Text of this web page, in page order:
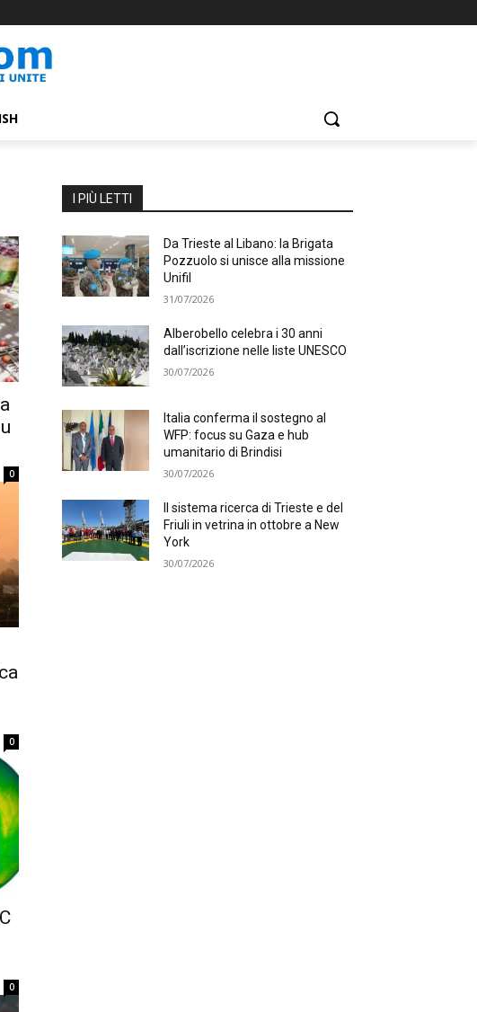
0
0
0
I PIÙ LETTI
Da Trieste al Libano: la Brigata
Pozzuolo si unisce alla missione
Unifil
31/07/2026
Alberobello celebra i 30 anni
dall’iscrizione nelle liste UNESCO
30/07/2026
Italia conferma il sostegno al
WFP: focus su Gaza e hub
umanitario di Brindisi
30/07/2026
Il sistema ricerca di Trieste e del
Friuli in vetrina in ottobre a New
York
30/07/2026